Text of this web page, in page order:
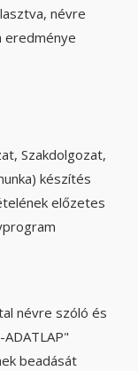
névre
eredménye
Szakdolgozat,
készítés
előzetes
névre szóló és
beadását